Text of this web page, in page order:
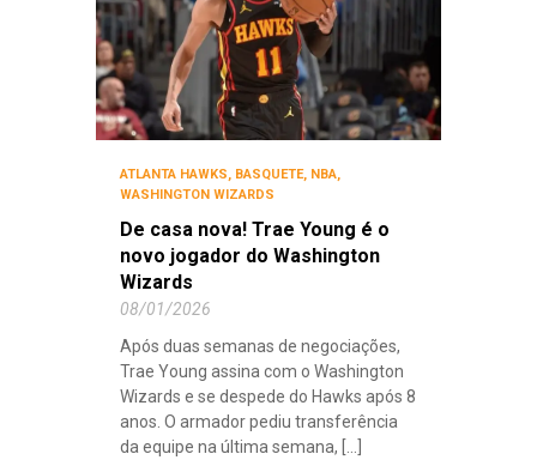
ATLANTA HAWKS, BASQUETE, NBA,
WASHINGTON WIZARDS
De casa nova! Trae Young é o
novo jogador do Washington
Wizards
08/01/2026
Após duas semanas de negociações,
Trae Young assina com o Washington
Wizards e se despede do Hawks após 8
anos. O armador pediu transferência
da equipe na última semana, [...]